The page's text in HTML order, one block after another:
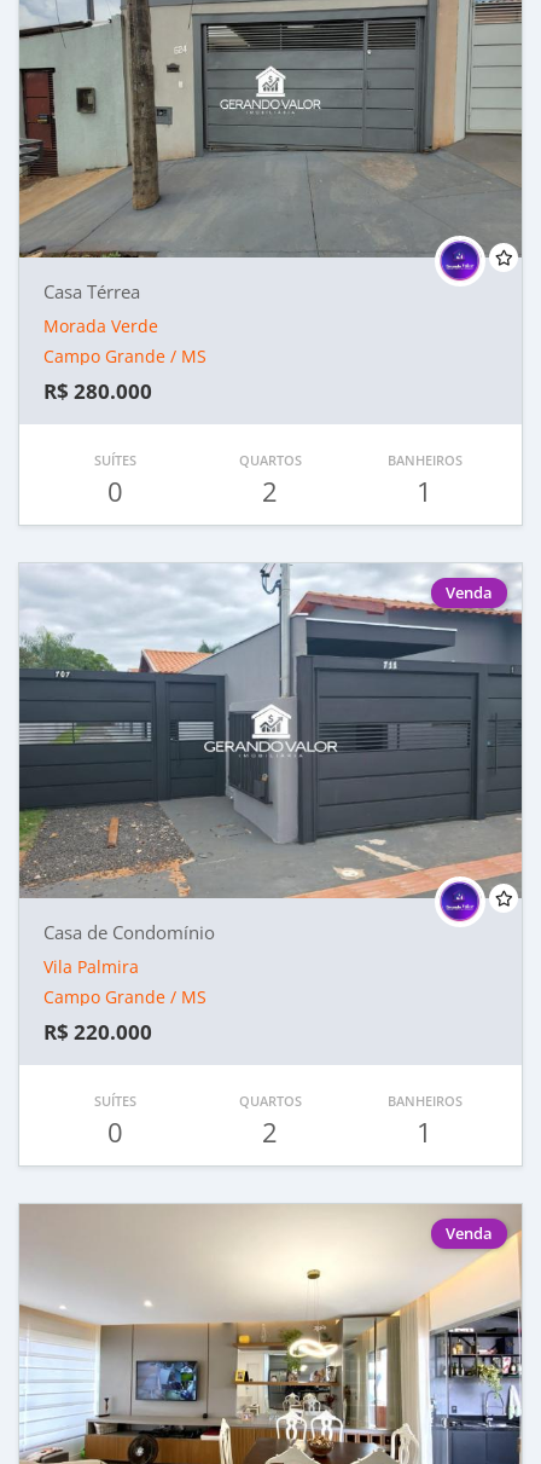
Casa Térrea
Morada Verde
Campo Grande / MS
R$ 280.000
SUÍTES
0
QUARTOS
2
BANHEIROS
1
Venda
Casa de Condomínio
Vila Palmira
Campo Grande / MS
R$ 220.000
SUÍTES
0
QUARTOS
2
BANHEIROS
1
Venda